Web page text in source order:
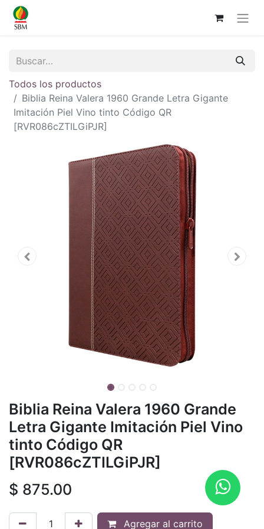
Todos los productos
Biblia Reina Valera 1960 Grande Letra Gigante
Imitación Piel Vino tinto Código QR
[RVR086cZTILGiPJR]
Biblia Reina Valera 1960 Grande
Letra Gigante Imitación Piel Vino
tinto Código QR
[RVR086cZTILGiPJR]
$ 875.00
Agregar al carrito